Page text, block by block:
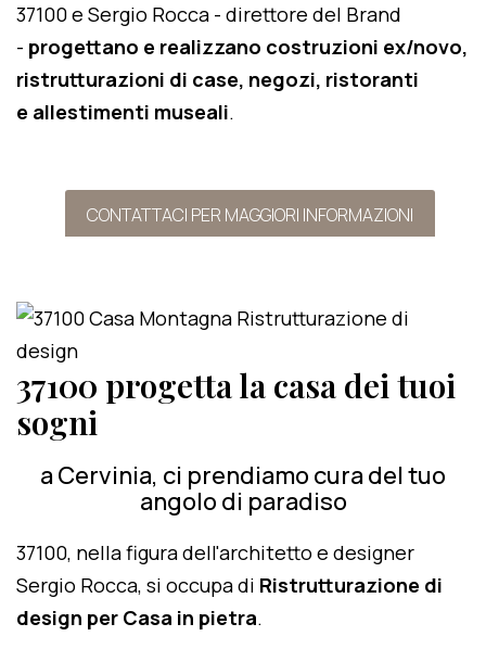
37100 e Sergio Rocca - direttore del Brand
- progettano e realizzano costruzioni ex/novo,
ristrutturazioni di case, negozi, ristoranti
e allestimenti museali.
CONTATTACI PER MAGGIORI INFORMAZIONI
37100 progetta la casa dei tuoi
sogni
a Cervinia, ci prendiamo cura del tuo
angolo di paradiso
37100, nella figura dell'architetto e designer
Sergio Rocca, si occupa di Ristrutturazione di
design per Casa in pietra.